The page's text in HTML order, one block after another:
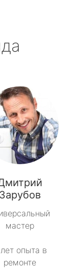
Зарубов
мастер
опыта в
ремонте